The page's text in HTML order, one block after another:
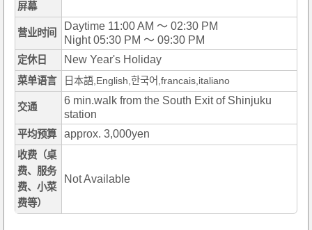
屏幕
营业时间
Daytime 11:00 AM ～ 02:30 PM
Night 05:30 PM ～ 09:30 PM
定休日 New Year's Holiday
菜单语言 日本語,English,한국어,francais,italiano
交通
6 min.walk from the South Exit of Shinjuku
station
平均预算 approx. 3,000yen
收费（桌
费、服务
费、小菜
费等）
Not Available